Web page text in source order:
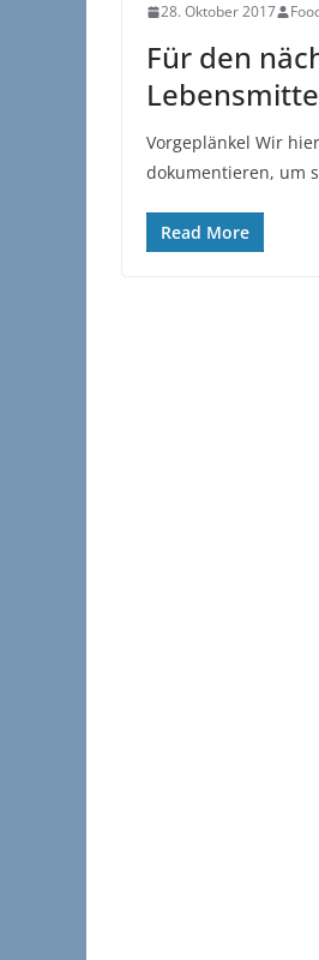
28. Oktober 2017
Für den
Vorgeplänkel Wir
dokumentieren, um
Read More